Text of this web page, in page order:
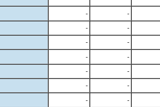
- -
- -
- -
- -
- -
- -
- -